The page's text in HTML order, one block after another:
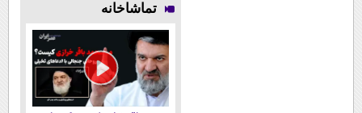
تماشاخانه